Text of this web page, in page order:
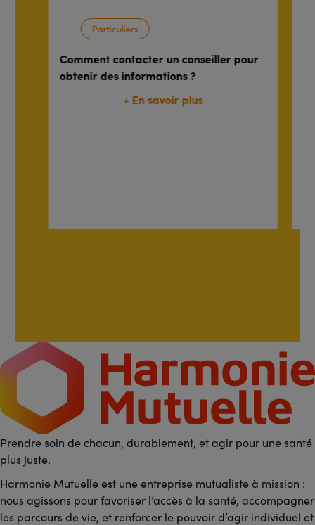
Particuliers
Comment contacter un conseiller pour
obtenir des informations ?
+ En savoir plus
Prendre soin de chacun, durablement, et agir pour une santé
plus juste.
Harmonie Mutuelle est une entreprise mutualiste à mission :
nous agissons pour favoriser l’accès à la santé, accompagner
les parcours de vie, et renforcer le pouvoir d’agir individuel et